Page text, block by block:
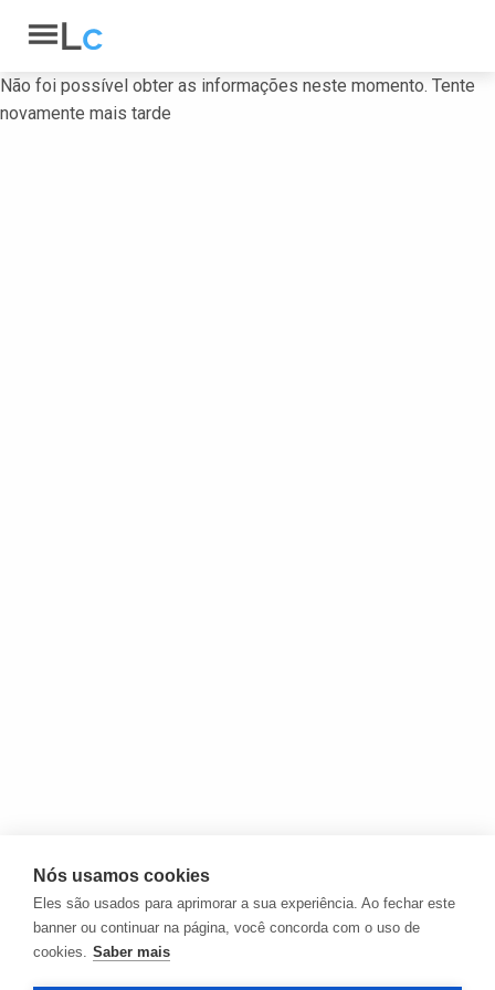
Não foi possível obter as informações neste momento. Tente
novamente mais tarde
Nós usamos cookies
Eles são usados para aprimorar a sua experiência. Ao fechar este
banner ou continuar na página, você concorda com o uso de
cookies. Saber mais